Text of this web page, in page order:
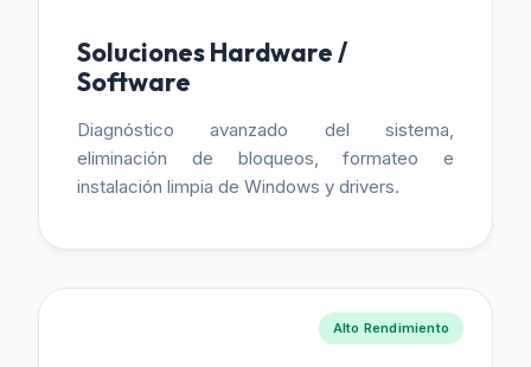
Soluciones Hardware /
Software
Diagnóstico avanzado del sistema,
eliminación de bloqueos, formateo e
instalación limpia de Windows y drivers.
Alto Rendimiento